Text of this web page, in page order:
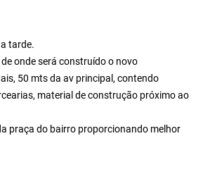
tarde.
onde será construído o novo
50 mts da av principal, contendo
material de construção próximo ao
praça do bairro proporcionando melhor